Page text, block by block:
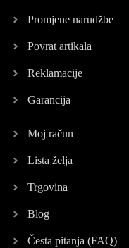
Promjene narudžbe
Povrat artikala
Reklamacije
Garancija
Moj račun
Lista želja
Trgovina
Blog
Česta pitanja (FAQ)